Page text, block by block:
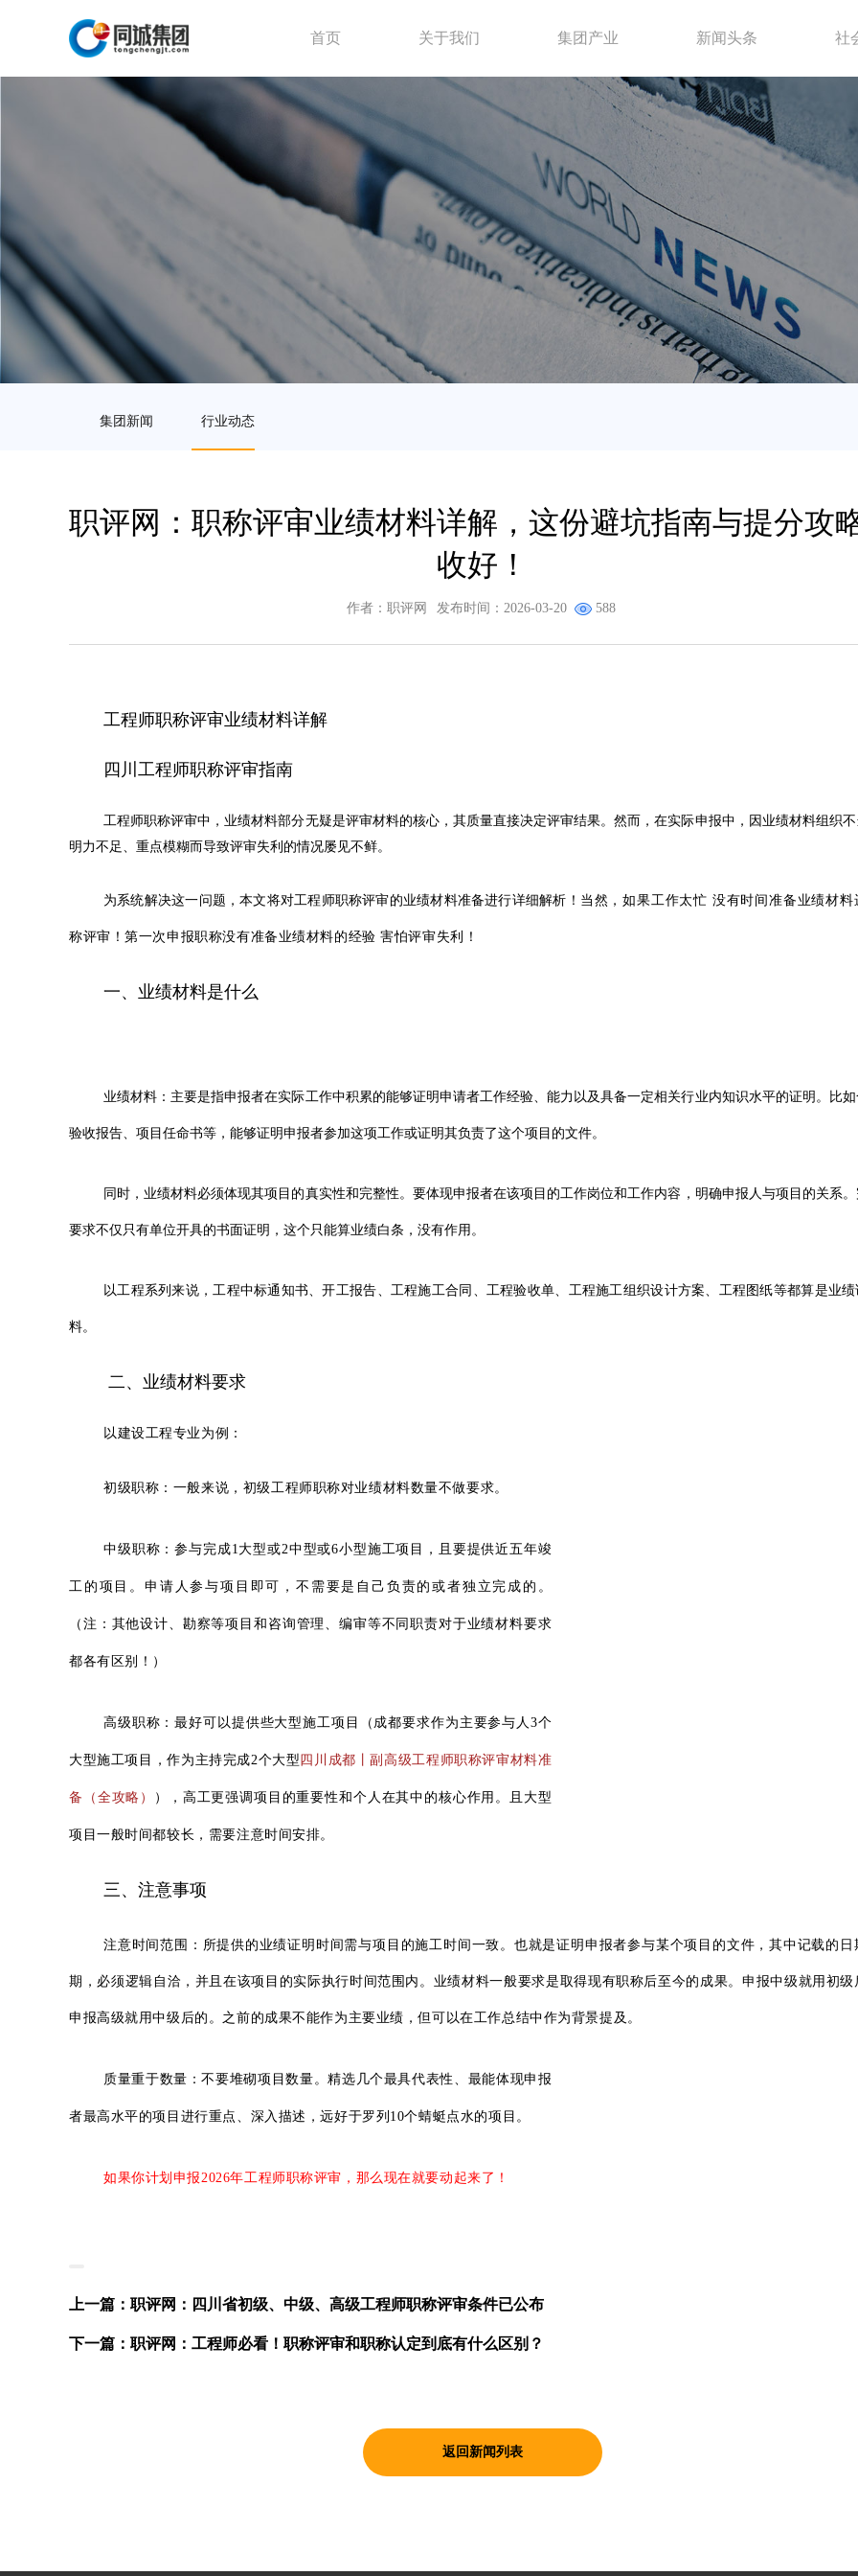
首页 关于我们 集团产业 新闻头条 社
集团新闻 行业动态
职评网：职称评审业绩材料详解，这份避坑指南与提分攻
收好！
作者： 职评网 发布时间： 2026-03-20 588
工程师职称评审业绩材料详解
四川工程师职称评审指南
工程师职称评审中，业绩材料部分无疑是评审材料的核心，其质量直接决定评审结果。然而，在实际申报中，因业绩材料组织
明力不足、重点模糊而导致评审失利的情况屡见不鲜。
为系统解决这一问题，本文将对工程师职称评审的业绩材料准备进行详细解析！ 当然，如果工作太忙 没有时间准备业绩材料
称评审！第一次申报职称没有准备业绩材料的经验 害怕评审失利！
一、业绩材料是什么
业绩材料 ：主要是指申报者在实际工作中积累的能够证明申请者工作经验、能力以及具备一定相关行业内知识水平的证明。比
验收报告、项目任命书等，能够证明申报者参加这项工作或证明其负责了这个项目的文件。
同时， 业绩材料必须体现其项目的真实性和完整性。 要体现申报者在该项目的工作岗位和工作内容，明确申报人与项目的关系
要求不仅只有单位开具的书面证明，这个只能算业绩白条，没有作用。
以工程系列来说， 工程中标通知书、开工报告、工程施工合同、工程验收单、工程施工组织设计方案、工程图纸等都算是业
料。
二、业绩材料要求
以建设工程专业为例：
初级职称： 一般来说，初级工程师职称对业绩材料数量不做要求。
中级职称：参与完成1大型或2中型或6小型施工项目，且要提供近五年竣
工的项目。申请人参与项目即可，不需要是自己负责的或者独立 完成的。
（注：其他设计、勘察等项目和咨询管理、编审等不同职责对于业绩材料要求
都各有区别！）
高级职称：最好可以提供些大型施工项目（成都要求作为 主要参与人 3个
大型施工项目，作为 主持完成2个大型 四川成都丨副高级工程师职称评审材料准
备（全攻略） ）， 高工更强调项目的重要性和个人在其中的核心作用。且大型
项目一般时间都较长，需要注意时间安排。
三、注意事项
注意时间范围： 所提供的业绩证明时间需与项目的施工时间一致。 也就是证明申报者参与某个项目的文件，其中记载的日
期，必须逻辑自洽，并且在该项目的实际执行时间范围内。 业绩材料一般要求是取得现有职称后至今的成果。 申报中级就用初级
申报高级就用中级后的。之前的成果不能作为主要业绩，但可以在工作总结中作为背景提及。
质量重于数量：不要堆砌项目数量。精选几个最具代表性、最能体现申报
者最高水平的项目进行重点、深入描述，远好于罗列10个蜻蜓点水的项目。
如果你计划申报2026年工程师职称评审，那么现在就要动起来了！
上一篇：职评网：四川省初级、中级、高级工程师职称评审条件已公布
下一篇：职评网：工程师必看！职称评审和职称认定到底有什么区别？
返回新闻列表